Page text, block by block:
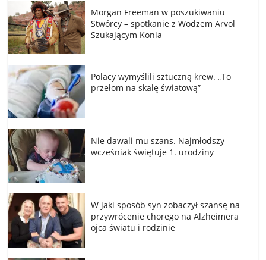
Morgan Freeman w poszukiwaniu
Stwórcy – spotkanie z Wodzem Arvol
Szukającym Konia
Polacy wymyślili sztuczną krew. „To
przełom na skalę światową”
Nie dawali mu szans. Najmłodszy
wcześniak świętuje 1. urodziny
W jaki sposób syn zobaczył szansę na
przywrócenie chorego na Alzheimera
ojca światu i rodzinie